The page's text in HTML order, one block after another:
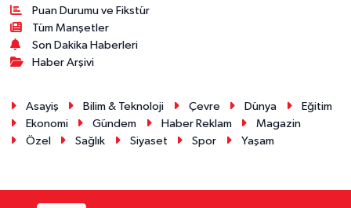
Puan Durumu ve Fikstür
Tüm Manşetler
Son Dakika Haberleri
Haber Arşivi
Asayiş Bilim & Teknoloji Çevre Dünya
Eğitim
Ekonomi
Gündem Haber Reklam
Magazin
Özel
Sağlık Siyaset Spor Yaşam